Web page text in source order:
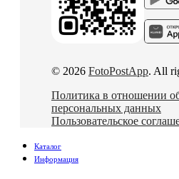
© 2026 FotoPostApp. All
Политика в отношении
персональных данных
Пользовательское
Каталог
Информация